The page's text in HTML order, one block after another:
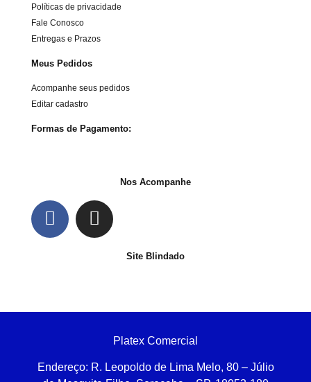
Políticas de privacidade
Fale Conosco
Entregas e Prazos
Meus Pedidos
Acompanhe seus pedidos
Editar cadastro
Formas de Pagamento:
Nos Acompanhe
Site Blindado
Platex Comercial
Endereço: R. Leopoldo de Lima Melo, 80 – Júlio